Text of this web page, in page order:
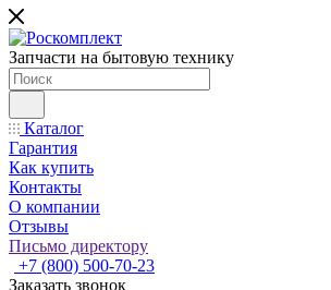
Запчасти на бытовую технику
Каталог
Гарантия
Как купить
Контакты
О компании
Отзывы
Письмо директору
+7 (800) 500-70-23
Заказать звонок